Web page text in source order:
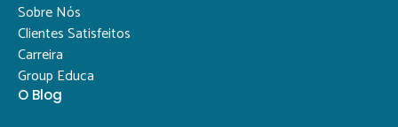
Sobre Nós
Clientes Satisfeitos
Carreira
Group Educa
O Blog